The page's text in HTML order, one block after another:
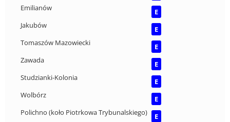
Emilianów
E
Jakubów
E
Tomaszów Mazowiecki
E
Zawada
E
Studzianki-Kolonia
E
Wolbórz
E
Polichno (koło Piotrkowa Trybunalskiego)
E